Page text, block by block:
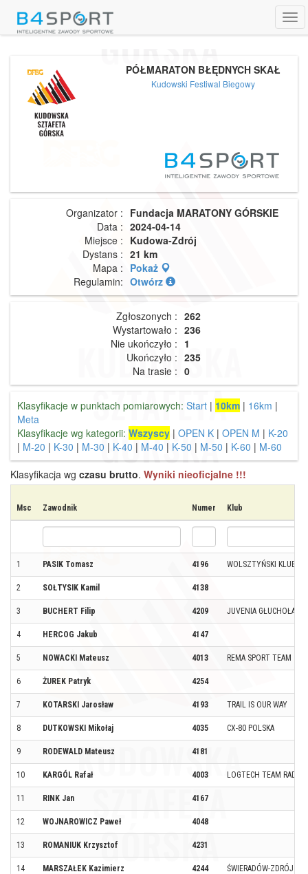
PÓŁMARATON BŁĘDNYCH SKAŁ
Kudowski Festiwal Biegowy
Organizator : Fundacja MARATONY GÓRSKIE
Data : 2024-04-14
Miejsce : Kudowa-Zdrój
Dystans : 21 km
Mapa : Pokaż
Regulamin: Otwórz
Zgłoszonych : 262
Wystartowało : 236
Nie ukończyło : 1
Ukończyło : 235
Na trasie : 0
Klasyfikacje w punktach pomiarowych: Start | 10km | 16km |
Meta
Klasyfikacje wg kategorii: Wszyscy | OPEN K | OPEN M | K-20
| M-20 | K-30 | M-30 | K-40 | M-40 | K-50 | M-50 | K-60 | M-60
Klasyfikacja wg czasu brutto. Wyniki nieoficjalne !!!
Msc Zawodnik Numer Klub
1 PASIK Tomasz 4196 WOLSZTYŃSKI KLUB
2 SOŁTYSIK Kamil 4138
3 BUCHERT Filip 4209 JUVENIA GŁUCHOŁAZY
4 HERCOG Jakub 4147
5 NOWACKI Mateusz 4013 REMA SPORT TEAM
6 ŻUREK Patryk 4254
7 KOTARSKI Jarosław 4193 TRAIL IS OUR WAY
8 DUTKOWSKI Mikołaj 4035 CX-80 POLSKA
9 RODEWALD Mateusz 4181
10 KARGÓL Rafał 4003 LOGTECH TEAM
11 RINK Jan 4167
12 WOJNAROWICZ Paweł 4048
13 ROMANIUK Krzysztof 4231
14 MARSZAŁEK Kazimierz 4244 ŚWIERADÓW-ZDRÓJ